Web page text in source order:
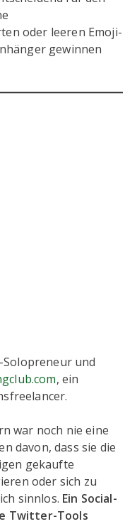
oder leeren Emoji-
gewinnen
Solopreneur und
, ein
war noch nie eine
davon, dass sie die
gekaufte
oder sich zu
sinnlos. Ein Social-
Twitter-Tools